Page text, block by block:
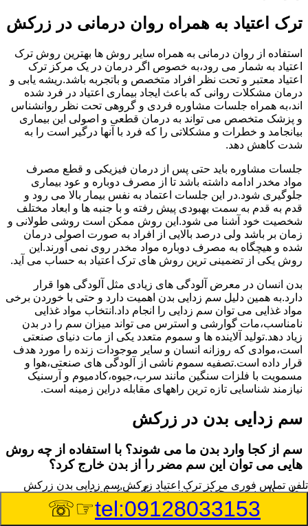
ترک اعتیاد به همراه روان درمانی در زرکش
استفاده از روان درمانی به همراه سایر روش ها بهترین روش ترک
اعتیاد به شمار می رود،به خصوص اگر درمان در یک مرکز ترک
اعتیاد معتبر و تحت نظر افراد متخصص و باتجربه باشد.ریشه یابی و
درمان مشکلات روانی که باعث ایجاد بیماری اعتیاد در فرد شده
اند،به همراه جلسات مشاوره فردی و گروهی تحت نظر روانشناس
و پزشک متخصص می تواند به درمان قطعی و اصولی این بیماری
بیانجامد و خطرات و مشکلاتی را که فرد با آنها درگیر است را به
شدت کاهش دهد.
جلسات مشاوره باید حتی پس از درمان فیزیکی و قطع مصرف
مواد مخدر ادامه داشته باشد تا از مصرف دوباره و عود بیماری
جلوگیری شود.در این جلسات اعتماد به نفس بیمار بالا می رود و
قدم به قدم به سمت بهبودی پیش رفته و با جنبه ها و ابعاد مختلف
شخصیت خود آشنا می شود.این روش ممکن است روشی طولانی و
زمان بر باشد ولی درصد بالایی از افراد به صورت اصولی درمان
شده و هیچگاه به مصرف دوباره مواد مخدر روی نمی آورند.این
روش یکی از تضمینی ترین روش های ترک اعتیاد به حساب می آید.
بدن انسان در معرض آلودگی های زیادی مثل آلودگی هوا قرار
دارد.به همین دلیل سم زدایی بدن اهمیت دارد و حتی با خوردن برخی
مواد غذایی می توان سم زدایی را انجام داد.انتخاب مواد غذایی
نامناسب،مات گوارشی و استرس می تواند میزان سم را در بدن
زیاد دهد.تولید آلاینده ها و سموم متعدد یکی از مات دنیای صنعتی
است،موادی که روزانه انسان و سایر موجودات زنده را مورد هدف
قرار داده است.تصفیه سموم ناشی از آلودگی های صنعتی،هوا و
مسمویت با فلزات سنگین مانند سرب،جیوه،کادمیوم و آرسنیک
نیازمند شناسایی تازه ترین راههای مقابله دراین زمینه است.
سم زدایی بدن در زرکش
سم از کجا وارد بدن ما می شوند؟ با استفاده از چه روش
هایی می توان این سم مضر را از بدن خارج کرد؟
بطور کلی سم موجود در بدن به دو گروه عمده تقسیم می
شوند.بخش بزرگی از این سموم مثل مواد به جا مانده از سموم
گیاهی و آفت کش ها،فلزات سنگین ناشی از آلودگی هوا،انواع
تلفن تماس فوری مرکز ترک اعتیاد زرکش,سم زدایی بدن زرکش
tel:09128033153
☞☏